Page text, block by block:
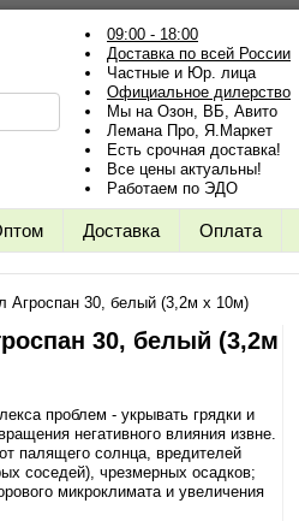
09:00 - 18:00
Доставка по всей России
Частные и Юр. лица
Официальное дилерство
Мы на Озон, ВБ, Авито
Лемана Про, Я.Маркет
Есть срочная доставка!
Все цены актуальны!
Работаем по ЭДО
Доставка Оплата
Агроспан 30, белый (3,2м х 10м)
30, белый (3,2м
проблем - укрывать грядки и
негативного влияния извне.
палящего солнца, вредителей
соседей), чрезмерных осадков;
микроклимата и увеличения